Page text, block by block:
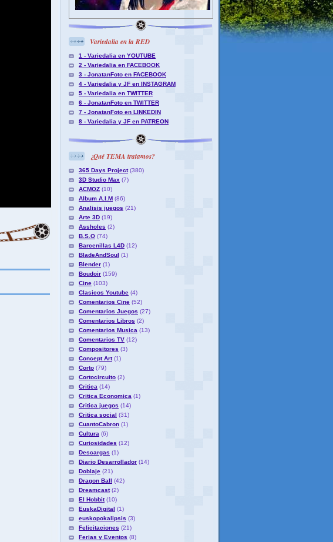
Variedalia en la RED
1 - Variedalia en YOUTUBE
2 - Variedalia en FACEBOOK
3 - JonatanFoto en FACEBOOK
4 - Variedalia y JF en INSTAGRAM
5 - Variedalia en TWITTER
6 - JonatanFoto en TWITTER
7 - JonatanFoto en LINKEDIN
8 - Variedalia y JF en PATREON
¿Qué TEMA tratamos?
365 Days Project (380)
3D Studio Max (7)
ACMOZ (10)
Album A.I.M (86)
Analisis juegos (21)
Arte 3D (19)
Assholes (2)
B.S.O (74)
Barcenillas L4D (12)
BladeAndSoul (1)
Blender (1)
Boudoir (159)
Cine (103)
Clasicos Youtube (4)
Comentarios Cine (52)
Comentarios Juegos (27)
Comentarios Libros (2)
Comentarios Musica (13)
Comentarios TV (12)
Compositores (3)
Concept Art (1)
Corto (79)
Cortocircuito (2)
Critica (14)
Critica Economica (1)
Critica juegos (14)
Critica social (31)
CuantoCabron (1)
Cultura (6)
Curiosidades (12)
Descargas (1)
Diario Desarrollador (14)
Doblaje (21)
Dragon Ball (42)
Dreamcast (2)
El Hobbit (10)
EuskaDigital (1)
euskopokalipsis (3)
Felicitaciones (21)
Ferias y Eventos (8)